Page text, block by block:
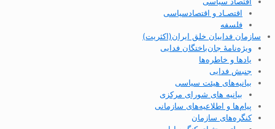
اقتصـاد و اقتصاد‌سیاسی
فلسفه
سازمان فداییان خلق ایران(اکثریت)
ویژه‌نامهٔ جان‌باختگان فدایی
یادها و خاطره‌ها
جنبش فدایی
بیانیه‌های هیئت سیاسی
بیانیه های شورای مرکزی
پیام‌ها و اطلاعیه‌های سازمانی
کنگره‌های سازمان